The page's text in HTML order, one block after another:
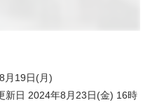
月19日(月)
新日 2024年8月23日(金) 16時